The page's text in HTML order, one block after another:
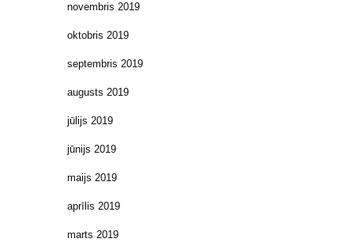
novembris 2019
oktobris 2019
septembris 2019
augusts 2019
jūlijs 2019
jūnijs 2019
maijs 2019
aprīlis 2019
marts 2019